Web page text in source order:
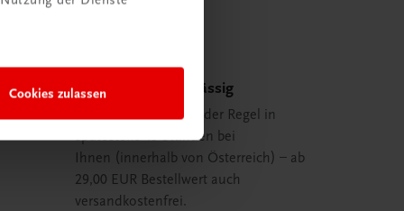
Cookies zulassenSchnell und zuverlässig
Ihre Bestellung ist in der Regel in
spätestens 48 Stunden bei
Ihnen (innerhalb von Österreich) – ab
29,00 EUR Bestellwert auch
versandkostenfrei.